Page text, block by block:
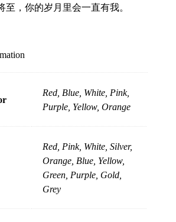
至，你的岁月里会一直有我。
Red, Blue, White, Pink,
Purple, Yellow, Orange
Red, Pink, White, Silver,
Orange, Blue, Yellow,
Green, Purple, Gold,
Grey